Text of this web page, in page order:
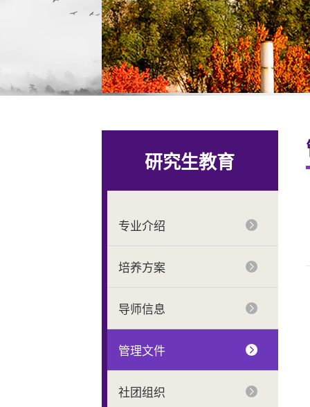
研究生教育
专业介绍
培养方案
导师信息
管理文件
社团组织